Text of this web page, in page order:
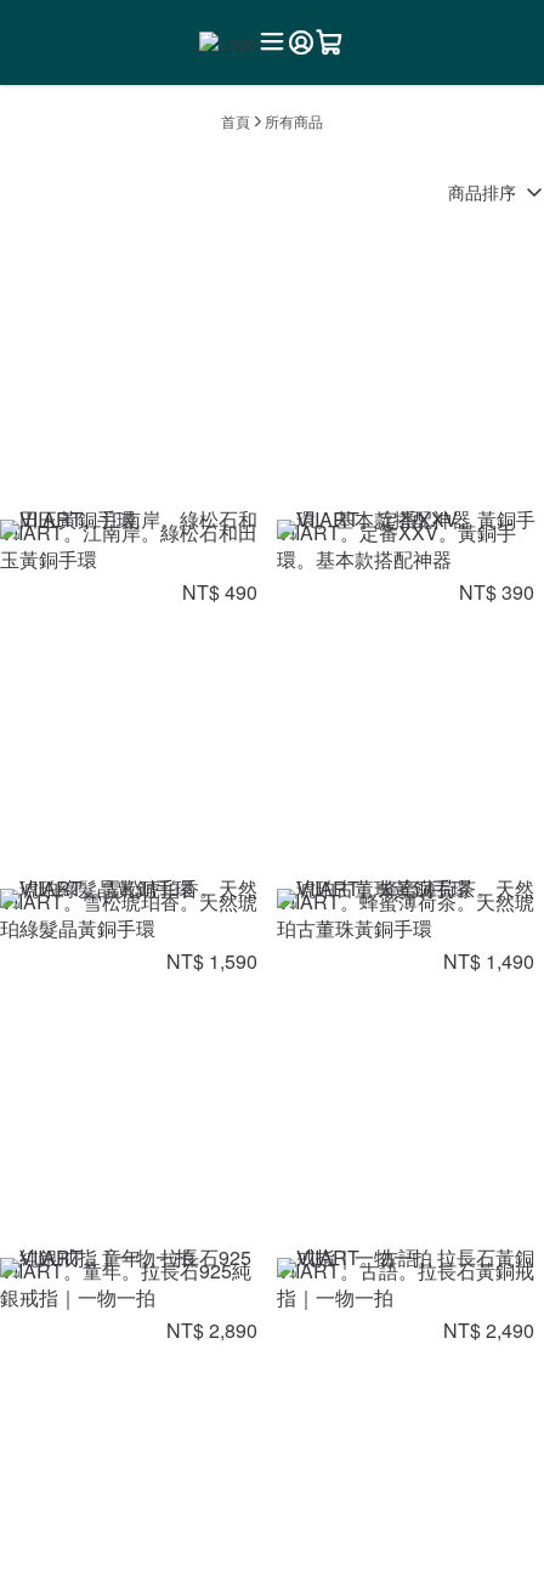
首頁 所有商品
商品排序
VIIART。江南岸。綠松石和田
玉黃銅手環
NT$ 490
VIIART。定番XXV。黃銅手
環。基本款搭配神器
NT$ 390
VIIART。雪松琥珀香。天然琥
珀綠髮晶黃銅手環
NT$ 1,590
VIIART。蜂蜜薄荷茶。天然琥
珀古董珠黃銅手環
NT$ 1,490
VIIART。童年。拉長石925純
銀戒指｜一物一拍
NT$ 2,890
VIIART。古語。拉長石黃銅戒
指｜一物一拍
NT$ 2,490